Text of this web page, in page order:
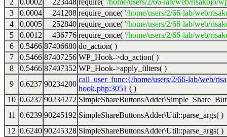
2
0.0002 223448 require( '/home/users/2/66-lab/web/risakojo/
3
0.0004 241208 require_once( '/home/users/2/66-lab/web/
4
0.0005 252840 require_once( '/home/users/2/66-lab/web/
5
0.0012 436776 require_once( '/home/users/2/66-lab/web/
6
0.5466 87406680 do_action( )
7
0.5466 87407256 WP_Hook->do_action( )
8
0.5466 87407352 WP_Hook->apply_filters( )
9
0.6237 90234200
call_user_func:{/home/users/2/66-lab/web/
hook.php:305} ( )
10 0.6237 90234272
11
0.6239 90245192 SimpleShareButtonsAdder\Util::parse_args( )
12 0.6240 90245328 SimpleShareButtonsAdder\Util::parse_args( )